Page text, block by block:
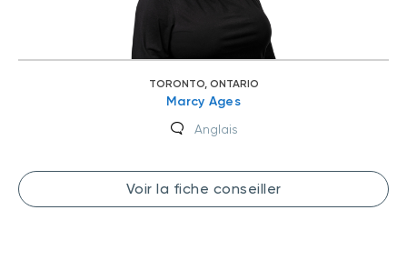
TORONTO, ONTARIO
Marcy Ages
Anglais
Voir la fiche conseiller